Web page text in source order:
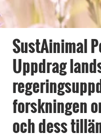
SustAinimal
Uppdrag
forskningen
och dess